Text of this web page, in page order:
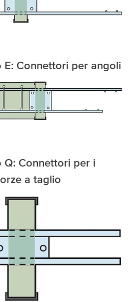
E: Connettori per angoli
Q: Connettori per i
a taglio